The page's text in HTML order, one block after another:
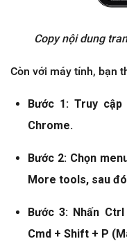
Copy nội dung
Còn với máy tính, bạn
Bước 1: Truy
Chrome.
Bước 2: Chọn
More tools, sau
Bước 3: Nhấn
Cmd + Shift + P